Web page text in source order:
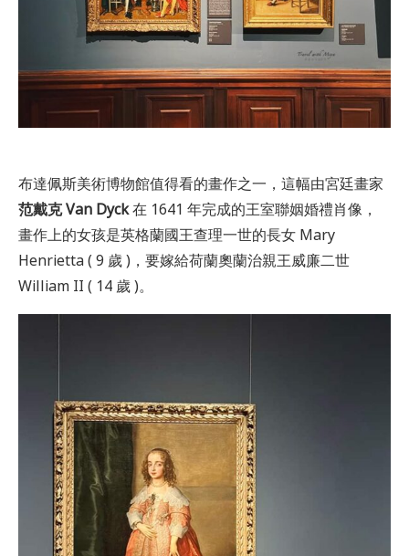
布達佩斯美術博物館值得看的畫作之一，這幅由宮廷畫家
范戴克 Van Dyck在 1641 年完成的王室聯姻婚禮肖像，
畫作上的女孩是英格蘭國王查理一世的長女 Mary
Henrietta ( 9 歲 )，要嫁給荷蘭奧蘭治親王威廉二世
William II ( 14 歲 )。